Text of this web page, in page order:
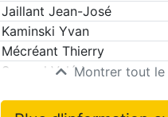
Jaillant Jean-José
Kaminski Yvan
Mécréant Thierry
Scussel ValérieMontrer tout le